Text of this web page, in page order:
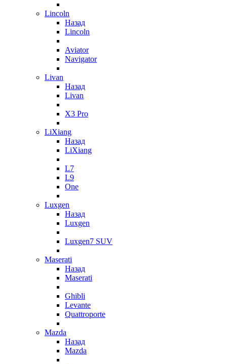
Lincoln
Назад
Lincoln
Aviator
Navigator
Livan
Назад
Livan
X3 Pro
LiXiang
Назад
LiXiang
L7
L9
One
Luxgen
Назад
Luxgen
Luxgen7 SUV
Maserati
Назад
Maserati
Ghibli
Levante
Quattroporte
Mazda
Назад
Mazda